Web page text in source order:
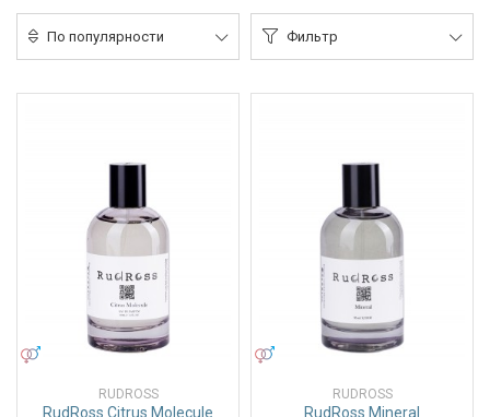
По популярности Фильтр
УНИСЕКС
RUDROSS
RudRoss Citrus Molecule
УНИСЕКС
RUDROSS
RudRoss Mineral